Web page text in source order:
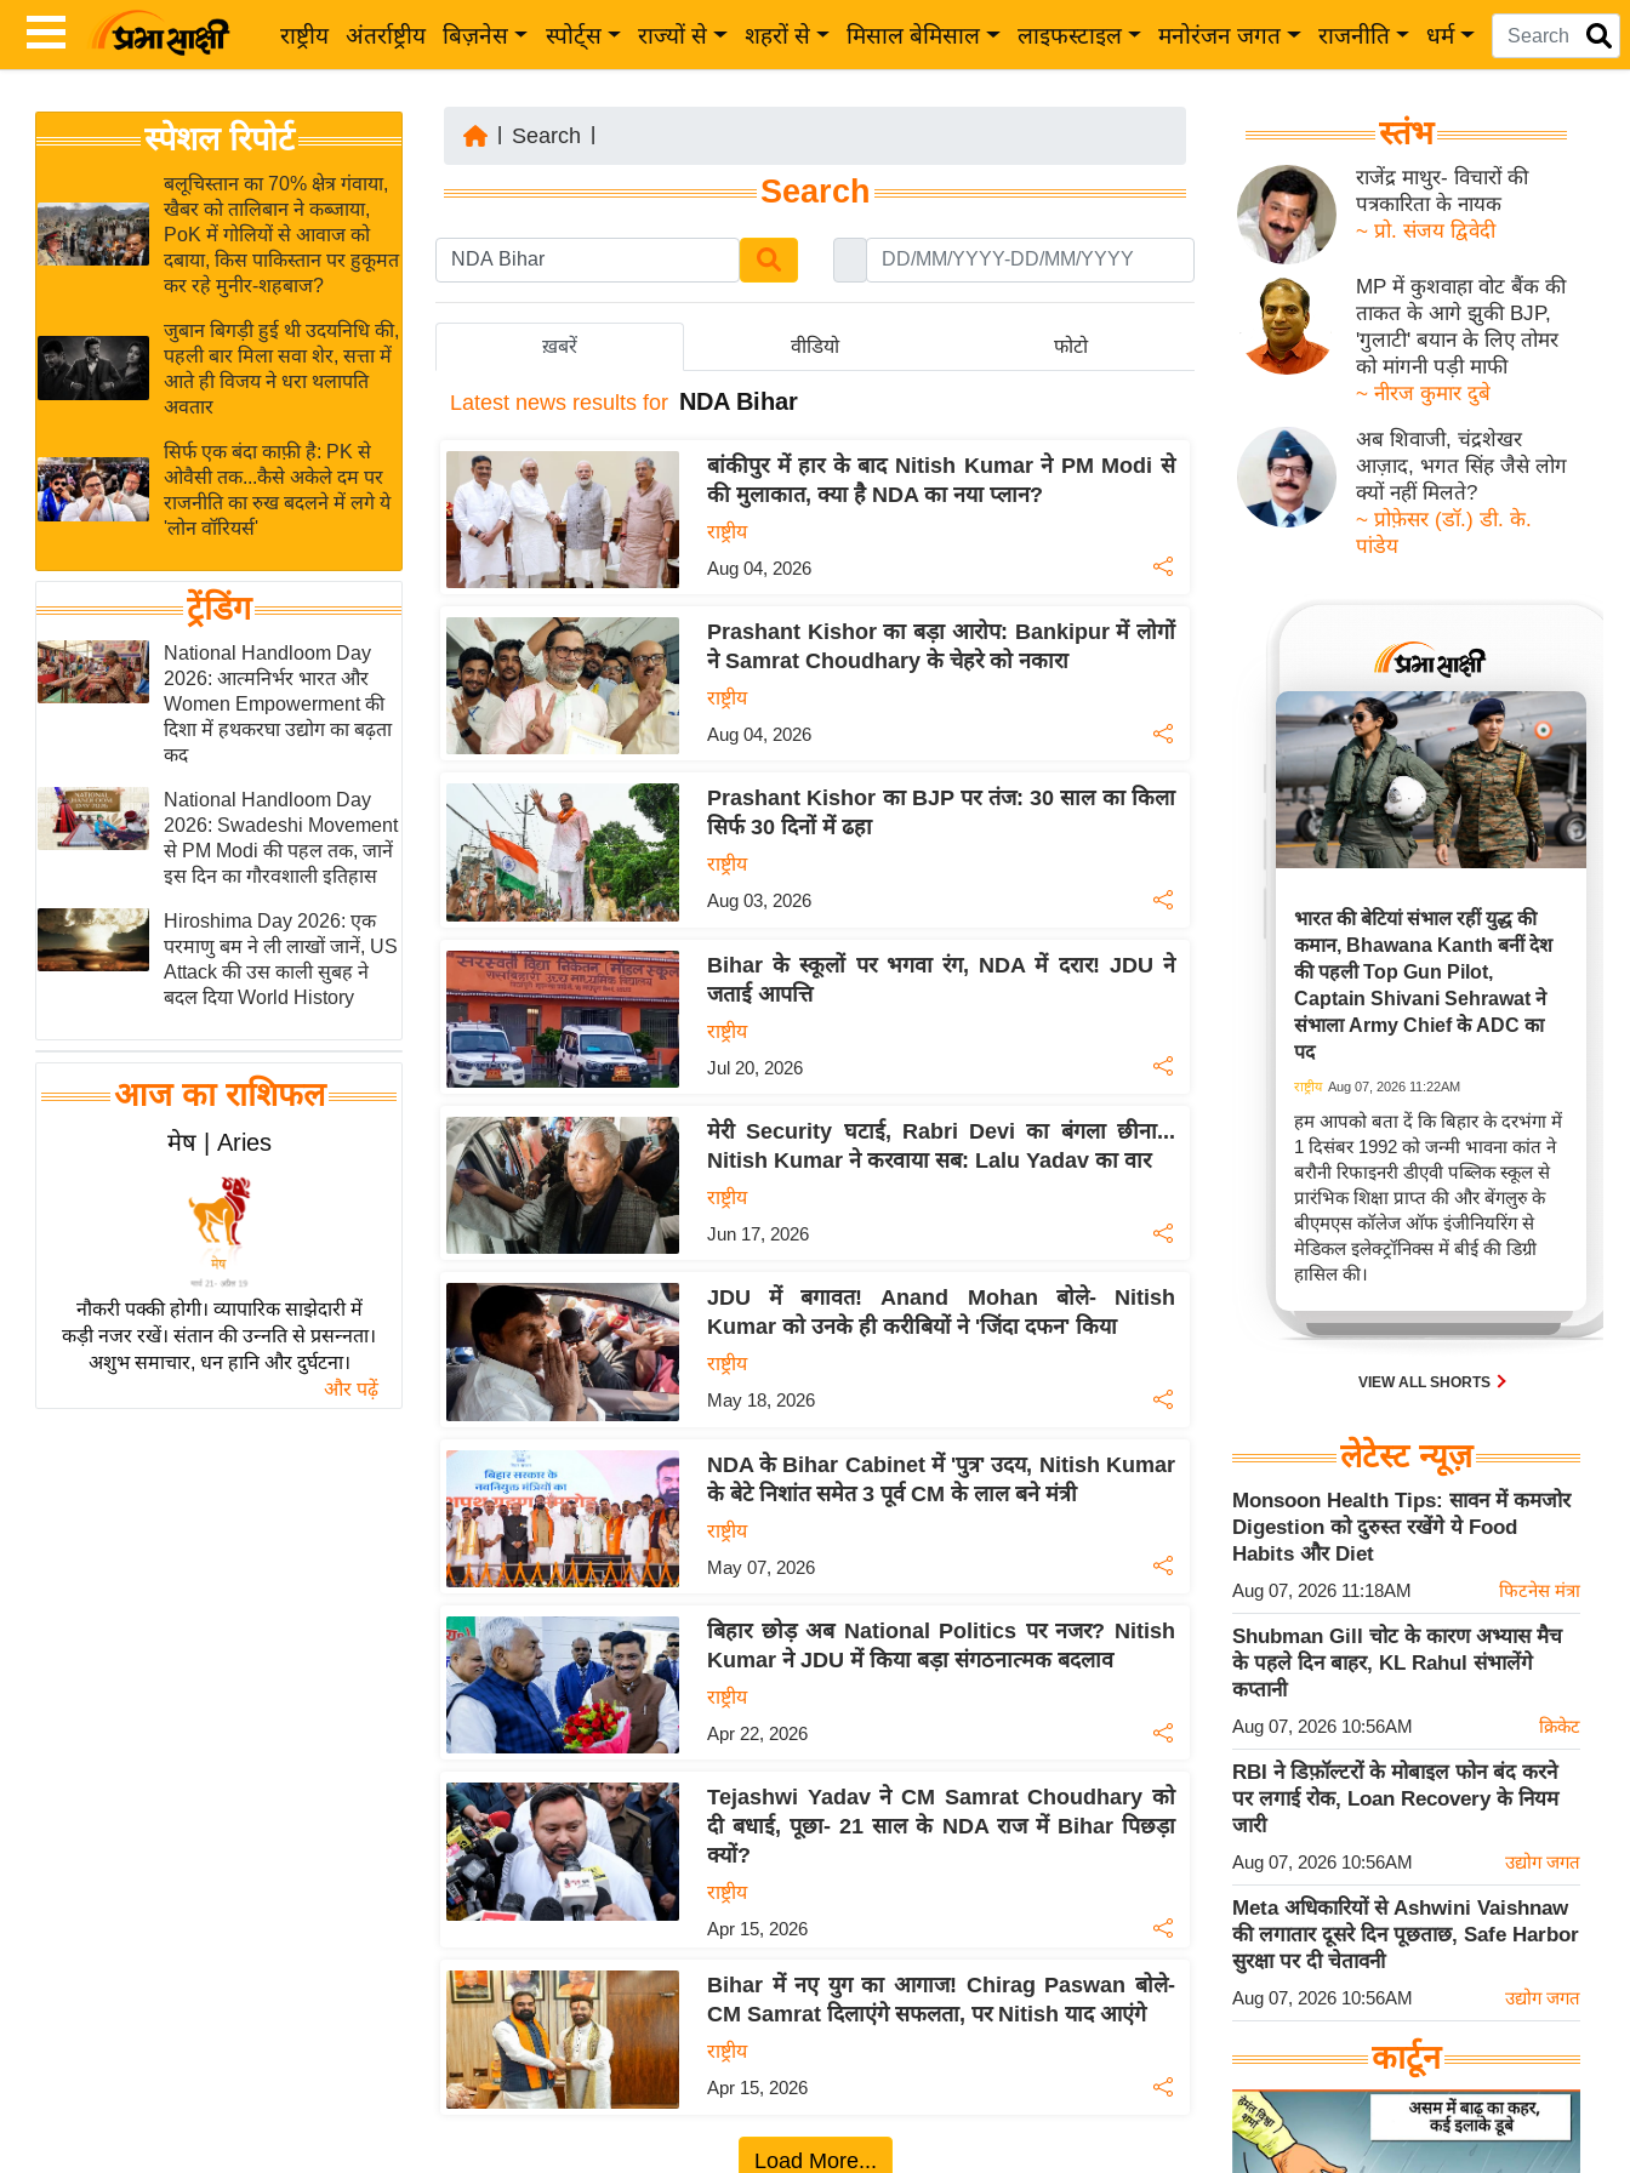
राष्ट्रीय अंतर्राष्ट्रीय बिज़नेस स्पोर्ट्स राज्यों से शहरों से मिसाल बेमिसाल लाइफस्टाइल मनोरंजन जगत राजनीति धर्म
News
Hindi
Hindi
Live
News in
Hindi
News
Hindi
Videos
ब
र
अंतर्राष्ट्रीय
बिज़नेस
उद्योग
विशेषज्ञ
राय
खेल
क्रिकेट
IPL
2026
मिसाल बेमिसाल
शख्सियत
यंग इंडिया
साहित्य जगत
ऑटो वर्ल्ड
न्यूज ब्रीफ
बॉलीवुड
हॉलीवुड
फिल्म समीक्षा
लाइफस्टाइल
टेक्नॉलॉजी
ब्यूटी/फैशन
घरेलू नुस्खे
स्पेशल रिपोर्ट
बलूचिस्तान का 70% क्षेत्र गंवाया,
खैबर को तालिबान ने कब्जाया,
PoK में गोलियों से आवाज को
दबाया, किस पाकिस्तान पर हुकूमत
कर रहे मुनीर-शहबाज?
जुबान बिगड़ी हुई थी उदयनिधि की,
पहली बार मिला सवा शेर, सत्ता में
आते ही विजय ने धरा थलापति
अवतार
सिर्फ एक बंदा काफ़ी है: PK से
ओवैसी तक...कैसे अकेले दम पर
राजनीति का रुख बदलने में लगे ये
'लोन वॉरियर्स'
ट्रेंडिंग
National Handloom Day
2026: आत्मनिर्भर भारत और
Women Empowerment की
दिशा में हथकरघा उद्योग का बढ़ता
कद
National Handloom Day
2026: Swadeshi Movement
से PM Modi की पहल तक, जानें
इस दिन का गौरवशाली इतिहास
Hiroshima Day 2026: एक
परमाणु बम ने ली लाखों जानें, US
Attack की उस काली सुबह ने
बदल दिया World History
आज का राशिफल
मेष | Aries
नौकरी पक्की होगी। व्यापारिक साझेदारी में
कड़ी नजर रखें। संतान की उन्नति से प्रसन्नता।
अशुभ समाचार, धन हानि और दुर्घटना।
और पढ़ें
Search
Search
ख़बरें वीडियो फोटो
Latest news results for NDA Bihar
बांकीपुर में हार के बाद Nitish Kumar ने PM Modi से
की मुलाकात, क्या है NDA का नया प्लान?
राष्ट्रीय
Aug 04, 2026
Prashant Kishor का बड़ा आरोप: Bankipur में लोगों
ने Samrat Choudhary के चेहरे को नकारा
राष्ट्रीय
Aug 04, 2026
Prashant Kishor का BJP पर तंज: 30 साल का किला
सिर्फ 30 दिनों में ढहा
राष्ट्रीय
Aug 03, 2026
Bihar के स्कूलों पर भगवा रंग, NDA में दरार! JDU ने
जताई आपत्ति
राष्ट्रीय
Jul 20, 2026
मेरी Security घटाई, Rabri Devi का बंगला छीना...
Nitish Kumar ने करवाया सब: Lalu Yadav का वार
राष्ट्रीय
Jun 17, 2026
JDU में बगावत! Anand Mohan बोले- Nitish
Kumar को उनके ही करीबियों ने 'जिंदा दफन' किया
राष्ट्रीय
May 18, 2026
NDA के Bihar Cabinet में 'पुत्र' उदय, Nitish Kumar
के बेटे निशांत समेत 3 पूर्व CM के लाल बने मंत्री
राष्ट्रीय
May 07, 2026
बिहार छोड़ अब National Politics पर नजर? Nitish
Kumar ने JDU में किया बड़ा संगठनात्मक बदलाव
राष्ट्रीय
Apr 22, 2026
Tejashwi Yadav ने CM Samrat Choudhary को
दी बधाई, पूछा- 21 साल के NDA राज में Bihar पिछड़ा
क्यों?
राष्ट्रीय
Apr 15, 2026
Bihar में नए युग का आगाज! Chirag Paswan बोले-
CM Samrat दिलाएंगे सफलता, पर Nitish याद आएंगे
राष्ट्रीय
Apr 15, 2026
Load More...
स्तंभ
राजेंद्र माथुर- विचारों की
पत्रकारिता के नायक
~ प्रो. संजय द्विवेदी
MP में कुशवाहा वोट बैंक की
ताकत के आगे झुकी BJP,
'गुलाटी' बयान के लिए तोमर
को मांगनी पड़ी माफी
~ नीरज कुमार दुबे
अब शिवाजी, चंद्रशेखर
आज़ाद, भगत सिंह जैसे लोग
क्यों नहीं मिलते?
~ प्रोफ़ेसर (डॉ.) डी. के.
पांडेय
भारत की बेटियां संभाल रहीं युद्ध की
कमान, Bhawana Kanth बनीं देश
की पहली Top Gun Pilot,
Captain Shivani Sehrawat ने
संभाला Army Chief के ADC का
पद
राष्ट्रीय Aug 07, 2026 11:22AM
हम आपको बता दें कि बिहार के दरभंगा में
1 दिसंबर 1992 को जन्मी भावना कांत ने
बरौनी रिफाइनरी डीएवी पब्लिक स्कूल से
प्रारंभिक शिक्षा प्राप्त की और बेंगलुरु के
बीएमएस कॉलेज ऑफ इंजीनियरिंग से
मेडिकल इलेक्ट्रॉनिक्स में बीई की डिग्री
हासिल की।
VIEW ALL SHORTS
लेटेस्ट न्यूज़
Monsoon Health Tips: सावन में कमजोर
Digestion को दुरुस्त रखेंगे ये Food
Habits और Diet
Aug 07, 2026 11:18AM फिटनेस मंत्रा
Shubman Gill चोट के कारण अभ्यास मैच
के पहले दिन बाहर, KL Rahul संभालेंगे
कप्तानी
Aug 07, 2026 10:56AM क्रिकेट
RBI ने डिफ़ॉल्टरों के मोबाइल फोन बंद करने
पर लगाई रोक, Loan Recovery के नियम
जारी
Aug 07, 2026 10:56AM उद्योग जगत
Meta अधिकारियों से Ashwini Vaishnaw
की लगातार दूसरे दिन पूछताछ, Safe Harbor
सुरक्षा पर दी चेतावनी
Aug 07, 2026 10:56AM उद्योग जगत
कार्टून